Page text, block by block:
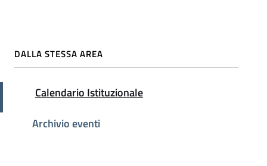
DALLA STESSA AREA
Calendario IstituzionaleAttivo
Archivio eventi